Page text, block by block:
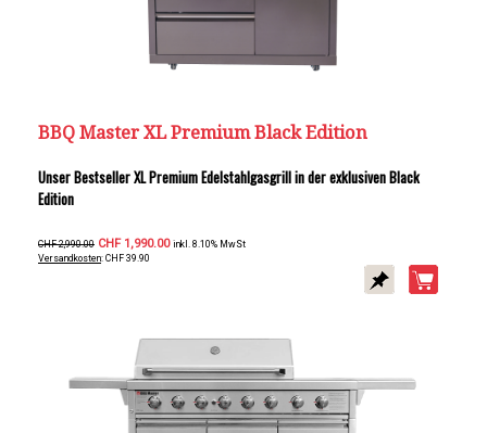
BBQ Master XL Premium Black Edition
Unser Bestseller XL Premium Edelstahlgasgrill in der exklusiven Black
Edition
CHF 2,990.00 CHF 1,990.00 inkl. 8.10% MwSt
Versandkosten: CHF 39.90